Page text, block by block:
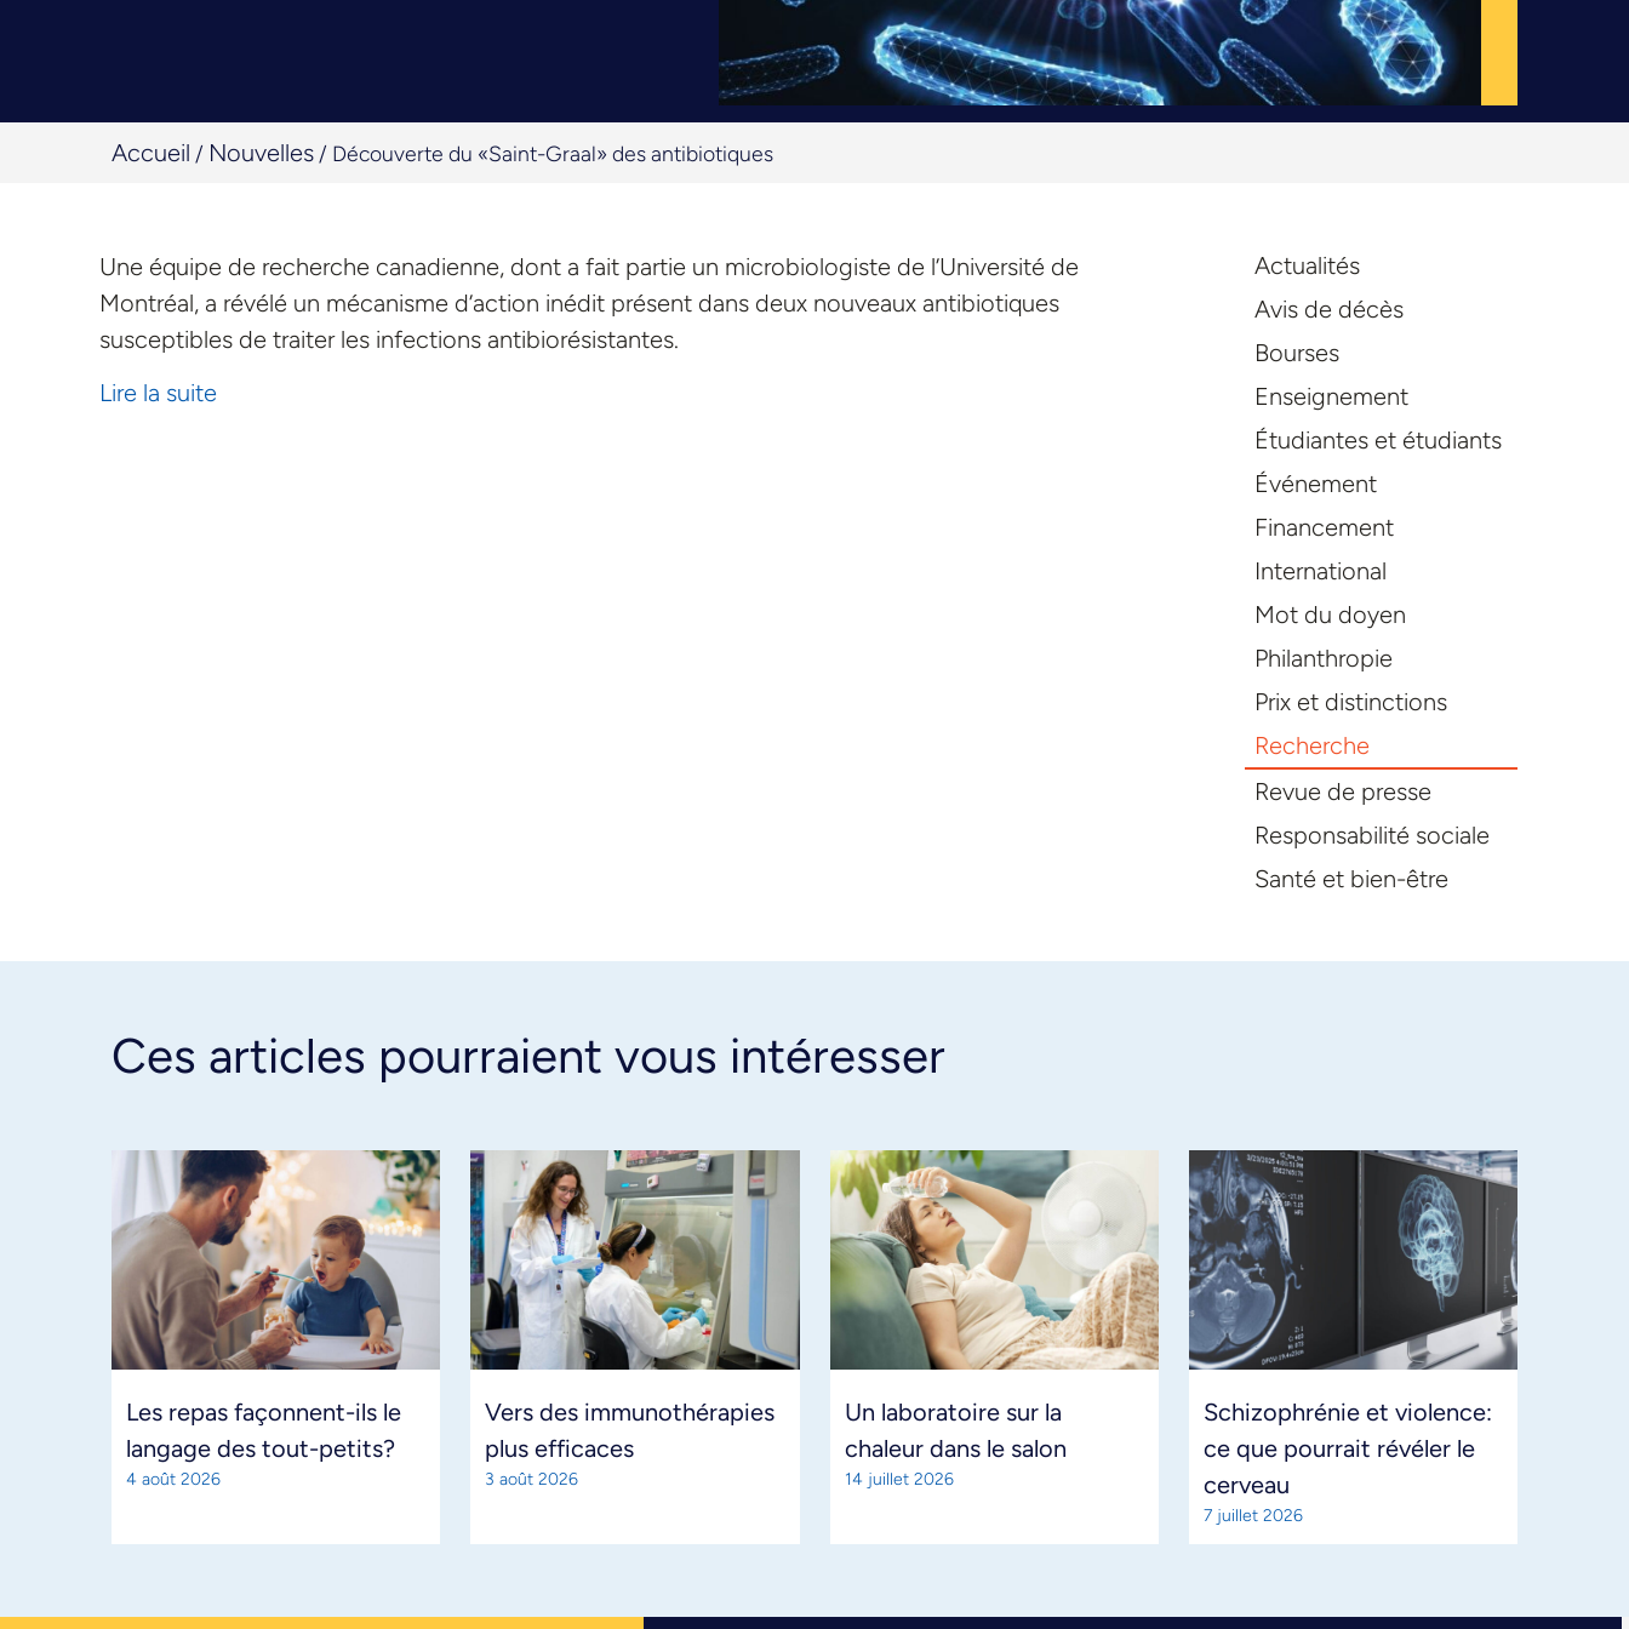
Accueil / Nouvelles / Découverte du «Saint-Graal» des antibiotiques
Une équipe de recherche canadienne, dont a fait partie un microbiologiste de l’Université de
Montréal, a révélé un mécanisme d’action inédit présent dans deux nouveaux antibiotiques
susceptibles de traiter les infections antibiorésistantes.
Lire la suite
Actualités
Avis de décès
Bourses
Enseignement
Étudiantes et étudiants
Événement
Financement
International
Mot du doyen
Philanthropie
Prix et distinctions
Recherche
Revue de presse
Responsabilité sociale
Santé et bien-être
Ces articles pourraient vous intéresser
Les repas façonnent-ils le
langage des tout-petits?
4 août 2026
Vers des immunothérapies
plus efficaces
3 août 2026
Un laboratoire sur la
chaleur dans le salon
14 juillet 2026
Schizophrénie et violence:
ce que pourrait révéler le
cerveau
7 juillet 2026